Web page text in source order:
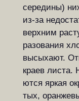
се­ре­ди­ны)
из-за
вер­х­ним
ра­зо­ва­ния
вы­сы­ха­ют.
кра­ев ли­с­та.
ют­ся яр­кая
тых,